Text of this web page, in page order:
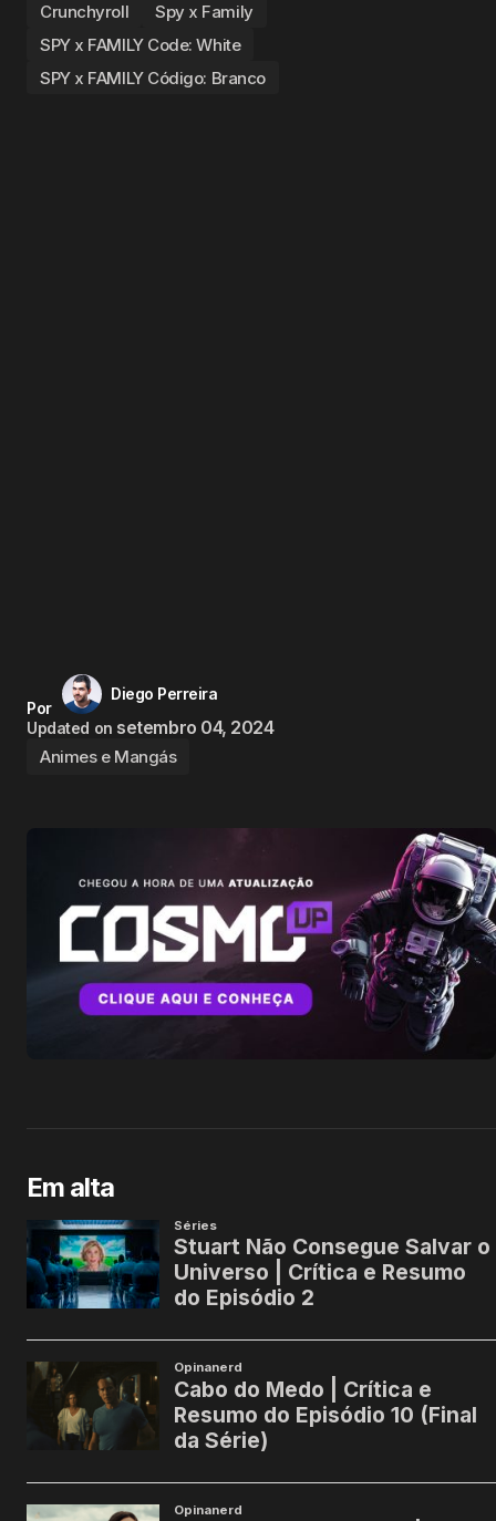
Crunchyroll
Spy x Family
SPY x FAMILY Code: White
SPY x FAMILY Código: Branco
Por
Diego Perreira
Updated on setembro 04, 2024
Animes e Mangás
Em alta